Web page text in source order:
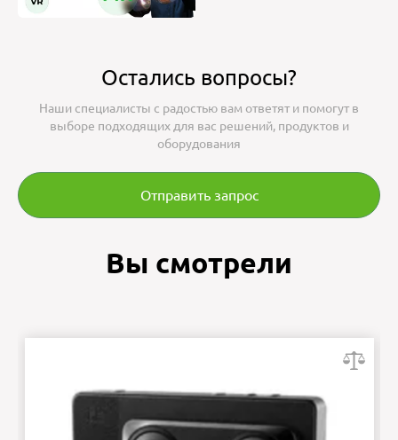
Остались вопросы?
Наши специалисты с радостью вам ответят и помогут в
выборе подходящих для вас решений, продуктов и
оборудования
Отправить запрос
Вы смотрели